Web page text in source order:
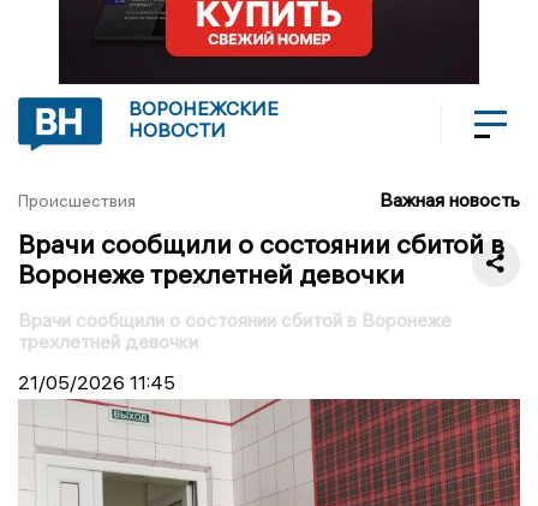
ВОРОНЕЖСКИЕ
НОВОСТИ
Происшествия Важная новость
Врачи сообщили о состоянии сбитой в
Воронеже трехлетней девочки
Врачи сообщили о состоянии сбитой в Воронеже
трехлетней девочки
21/05/2026 11:45